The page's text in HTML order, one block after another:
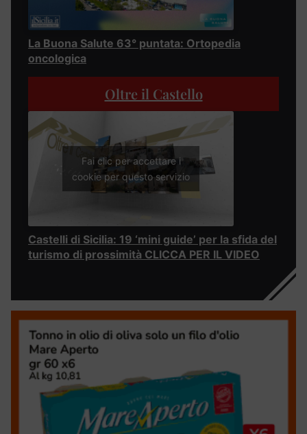
La Buona Salute 63° puntata: Ortopedia
oncologica
Oltre il Castello
Fai clic per accettare i
cookie per questo servizio
Castelli di Sicilia: 19 ‘mini guide’ per la sfida del
turismo di prossimità CLICCA PER IL VIDEO